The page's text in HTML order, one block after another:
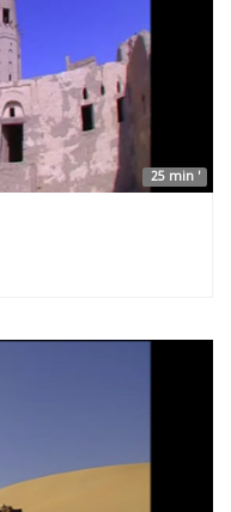
25 min '